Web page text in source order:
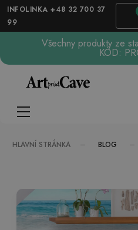
INFOLINKA +48 32 700 37
99
Všechny produkty ze
KÓD:
HLAVNÍ STRÁNKA BLOG